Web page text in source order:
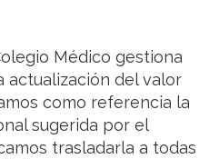
Médico gestiona
actualización del valor
como referencia la
sugerida por el
trasladarla a todas